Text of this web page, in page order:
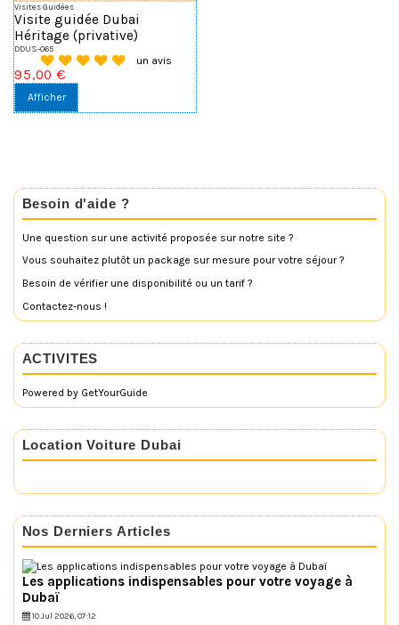
Visites Guidées
Visite guidée Dubai
Héritage (privative)
DDUS-065
un avis
95,00 €
Afficher
Besoin d'aide ?
Une question sur une activité proposée sur notre site ?
Vous souhaitez plutôt un package sur mesure pour votre séjour ?
Besoin de vérifier une disponibilité ou un tarif ?
Contactez-nous !
ACTIVITES
Powered by GetYourGuide
Location Voiture Dubai
Nos Derniers Articles
Les applications indispensables pour votre voyage à
Dubaï
10 Jul 2026, 07:12